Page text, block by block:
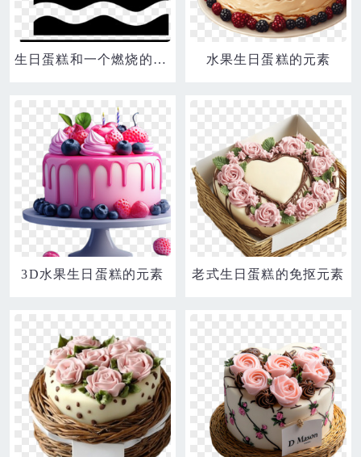
生日蛋糕和一个燃烧的蜡烛上图标 水果生日蛋糕的元素
3D水果生日蛋糕的元素 老式生日蛋糕的免抠元素